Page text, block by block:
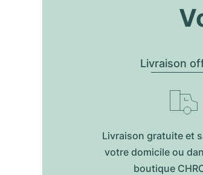
Livraison
Livraison gratuite et
votre domicile ou
boutique